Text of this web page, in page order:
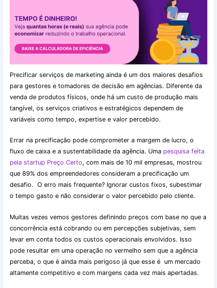
Precificar serviços de marketing ainda é um dos maiores desafios
para gestores e tomadores de decisão em agências. Diferente da
venda de produtos físicos, onde há um custo de produção mais
tangível, os serviços criativos e estratégicos dependem de
variáveis como tempo, expertise e valor percebido.
Errar na precificação pode comprometer a margem de lucro, o
fluxo de caixa e a sustentabilidade da agência. Uma pesquisa feita
pela startup Preço Certo, com mais de 10 mil empresas, mostrou
que 89% dos empreendedores consideram a precificação um
desafio. O erro mais frequente? Ignorar custos fixos, subestimar
o tempo gasto e não considerar o valor percebido pelo cliente.
Muitas vezes vemos gestores definindo preços com base no que a
concorrência está cobrando ou em percepções subjetivas, sem
levar em conta todos os custos operacionais envolvidos. Isso
pode resultar em uma operação no vermelho sem que a agência
perceba, o que é ainda mais perigoso já que esse é um mercado
altamente competitivo e com margens cada vez mais apertadas.